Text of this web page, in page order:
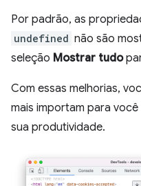
Por padrão, as
undefined não são
seleção Mostrar tudo
Com essas melhorias,
mais importam para
sua produtividade.